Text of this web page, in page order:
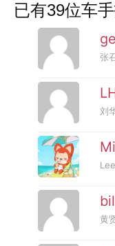
已有39位车
张
刘
Lee
黄